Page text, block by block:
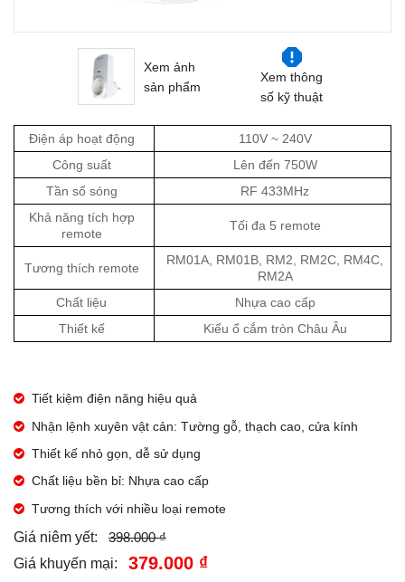
Xem ảnh
sản phẩm
Xem thông
số kỹ thuật
Điện áp hoạt động
110V ~ 240V
Công suất
Lên đến 750W
Tần số sóng
RF 433MHz
Khả năng tích hợp
remote
Tối đa 5 remote
Tương thích remote
RM01A, RM01B, RM2, RM2C, RM4C,
RM2A
Chất liệu
Nhựa cao cấp
Thiết kế
Kiểu ổ cắm tròn Châu Âu
Tiết kiệm điện năng hiệu quả
Nhận lệnh xuyên vật cản: Tường gỗ, thạch cao, cửa kính
Thiết kế nhỏ gọn, dễ sử dụng
Chất liệu bền bỉ: Nhựa cao cấp
Tương thích với nhiều loại remote
Giá niêm yết:
398.000 ₫
Giá khuyến mại:
379.000 ₫